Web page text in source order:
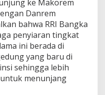
ke Makorem
Danrem
bahwa RRI Bangka
penyiaran tingkat
ini berada di
yang baru di
sehingga lebih
menunjang